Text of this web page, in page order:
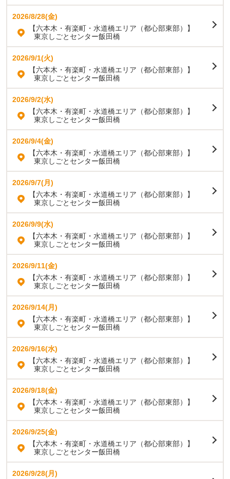
2026/8/28(金)
【六本木・有楽町・水道橋エリア（都心部東部）】
東京しごとセンター飯田橋
2026/9/1(火)
【六本木・有楽町・水道橋エリア（都心部東部）】
東京しごとセンター飯田橋
2026/9/2(水)
【六本木・有楽町・水道橋エリア（都心部東部）】
東京しごとセンター飯田橋
2026/9/4(金)
【六本木・有楽町・水道橋エリア（都心部東部）】
東京しごとセンター飯田橋
2026/9/7(月)
【六本木・有楽町・水道橋エリア（都心部東部）】
東京しごとセンター飯田橋
2026/9/9(水)
【六本木・有楽町・水道橋エリア（都心部東部）】
東京しごとセンター飯田橋
2026/9/11(金)
【六本木・有楽町・水道橋エリア（都心部東部）】
東京しごとセンター飯田橋
2026/9/14(月)
【六本木・有楽町・水道橋エリア（都心部東部）】
東京しごとセンター飯田橋
2026/9/16(水)
【六本木・有楽町・水道橋エリア（都心部東部）】
東京しごとセンター飯田橋
2026/9/18(金)
【六本木・有楽町・水道橋エリア（都心部東部）】
東京しごとセンター飯田橋
2026/9/25(金)
【六本木・有楽町・水道橋エリア（都心部東部）】
東京しごとセンター飯田橋
2026/9/28(月)